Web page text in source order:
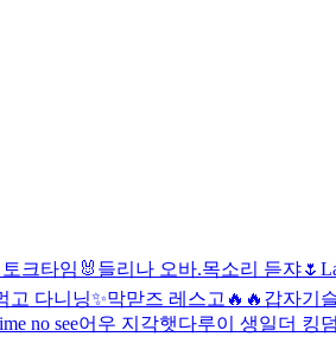
크타임🐰 들리나 오바.목소리 듣쟈🌷
고 다니닝✨막맏즈 레스고🔥🔥 갑자기
no see어우 지각햇다루이 생일더 킹